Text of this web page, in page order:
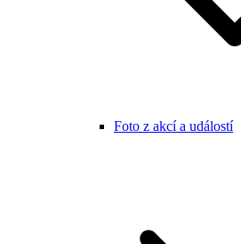
Foto z akcí a událostí